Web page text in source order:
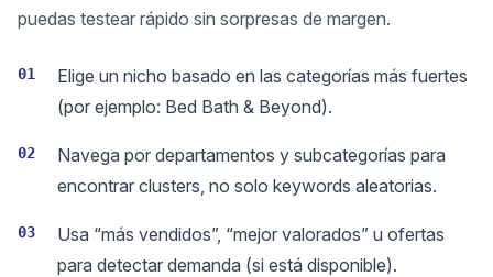
puedas testear rápido sin sorpresas de margen.
01
Elige un nicho basado en las categorías más fuertes
(por ejemplo: Bed Bath & Beyond).
02
Navega por departamentos y subcategorías para
encontrar clusters, no solo keywords aleatorias.
03
Usa “más vendidos”, “mejor valorados” u ofertas
para detectar demanda (si está disponible).